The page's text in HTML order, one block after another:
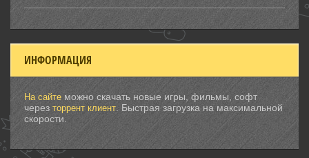
ИНФОРМАЦИЯ
На сайте можно скачать новые игры, фильмы, софт
через торрент клиент . Быстрая загрузка на максимальной
скорости.